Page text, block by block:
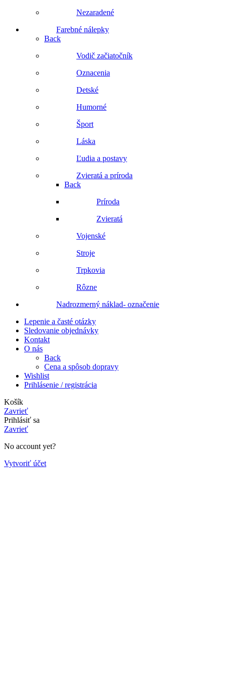
Nezaradené
Farebné nálepky
Back
Vodič začiatočník
Oznacenia
Detské
Humorné
Šport
Láska
Ľudia a postavy
Zvieratá a príroda
Back
Príroda
Zvieratá
Vojenské
Stroje
Trpkovia
Rôzne
Nadrozmerný náklad- označenie
Lepenie a časté otázky
Sledovanie objednávky
Kontakt
O nás
Back
Cena a spôsob dopravy
Wishlist
Prihlásenie / registrácia
Košík
Zavrieť
Prihlásiť sa
Zavrieť
No account yet?
Vytvoriť účet